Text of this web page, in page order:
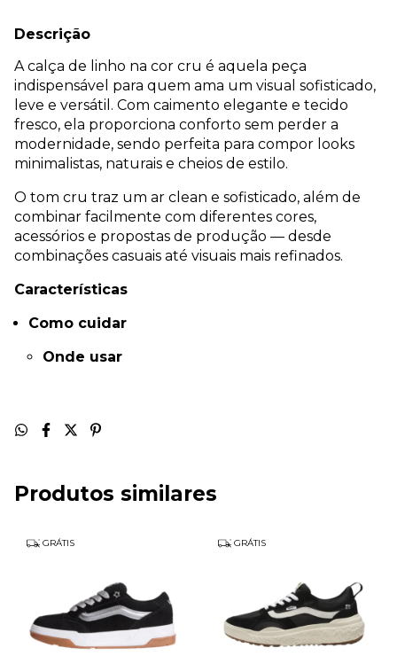
Descrição
A calça de linho na cor cru é aquela peça
indispensável para quem ama um visual sofisticado,
leve e versátil. Com caimento elegante e tecido
fresco, ela proporciona conforto sem perder a
modernidade, sendo perfeita para compor looks
minimalistas, naturais e cheios de estilo.
O tom cru traz um ar clean e sofisticado, além de
combinar facilmente com diferentes cores,
acessórios e propostas de produção — desde
combinações casuais até visuais mais refinados.
Características
Como cuidar
Onde usar
Produtos similares
GRÁTIS GRÁTIS